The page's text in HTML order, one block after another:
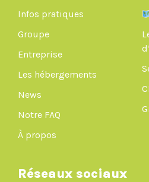
Infos pratiques
Groupe
Entreprise
Les hébergements
News
Notre FAQ
À propos
Réseaux sociaux